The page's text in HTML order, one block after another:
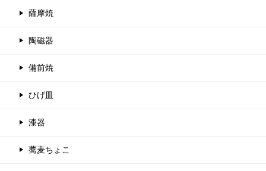
薩摩焼
陶磁器
備前焼
ひげ皿
漆器
蕎麦ちょこ